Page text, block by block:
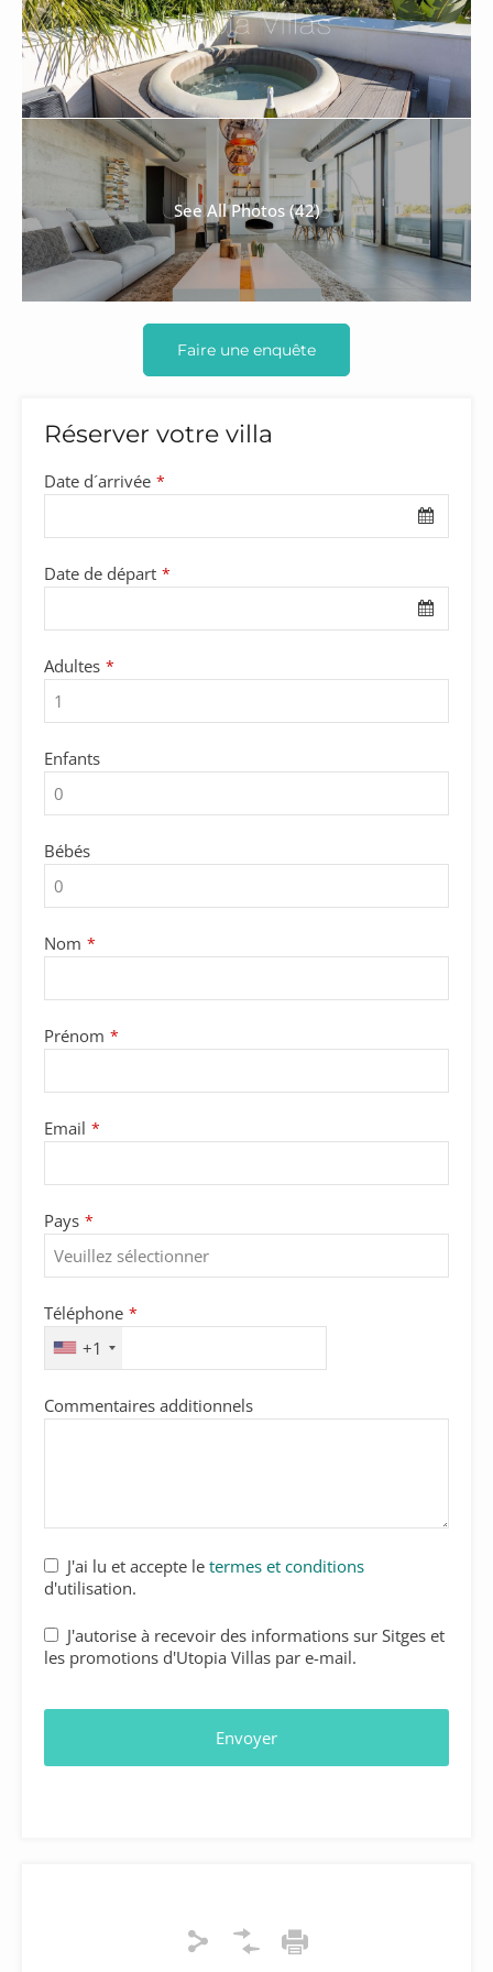
See All Photos (42)
Faire une enquête
Réserver votre villa
Date d´arrivée *
Date de départ *
Adultes *
Enfants
Bébés
Nom *
Prénom *
Phone
Number *
Email *
Pays *
Téléphone *
+1
Commentaires additionnels
J'ai lu et accepte le termes et conditions
d'utilisation.
J'autorise à recevoir des informations sur Sitges et
les promotions d'Utopia Villas par e-mail.
Envoyer